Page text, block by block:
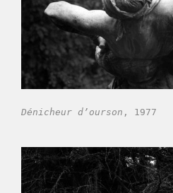
Dénicheur d’ourson , 1977